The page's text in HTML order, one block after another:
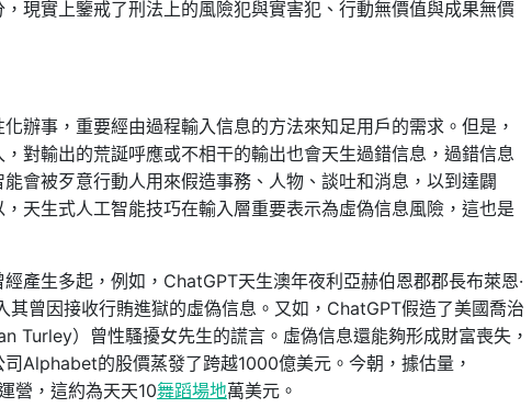
現實上鑒戒了刑法上的風險犯與實害犯、行動無價值與成果無價
辦事，重要經由過程輸入信息的方法來知足用戶的需求。但是，
對輸出的荒誕呼應或不相干的輸出也會天生過錯信息，過錯信息
會被歹意行動人用來假造事務、人物、談吐和消息，以到達闢
天生式人工智能技巧在輸入層重要表示為虛偽信息風險，這也是
產生多起，例如，ChatGPT天生澳年夜利亞赫伯恩郡郡長布萊恩·
曾因接收行賄進獄的虛偽信息。又如，ChatGPT假造了美國喬治
Turley）曾性騷擾女先生的謊言。虛偽信息還能夠形成財富喪失，
Alphabet的股價蒸發了跨越1000億美元。今朝，據估量，
營，這約為天天10舞蹈場地萬美元。